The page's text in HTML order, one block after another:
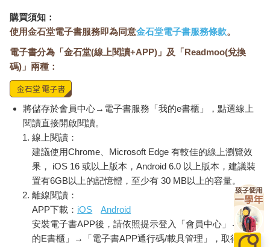
購買須知：
使用金石堂電子書服務即為同意金石堂電子書服務條款。
電子書分為「金石堂(線上閱讀+APP)」及「Readmoo(兌換
碼)」兩種：
將儲存於會員中心→電子書服務「我的e書櫃」，點選線上
閱讀直接開啟閱讀。
線上閱讀：
建議使用Chrome、Microsoft Edge 有較佳的線上瀏覽效
果， iOS 16 或以上版本，Android 6.0 以上版本，建議裝
置有6GB以上的記憶體，至少有 30 MB以上的容量。
離線閱讀：
APP下載： iOS
Android
安裝電子書APP後，請依照提示登入「會員中心」→「我
的E書櫃」→「電子書APP通行碼/載具管理」，取得通行